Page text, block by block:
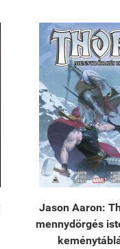
Jason Aaron:
mennydörgés